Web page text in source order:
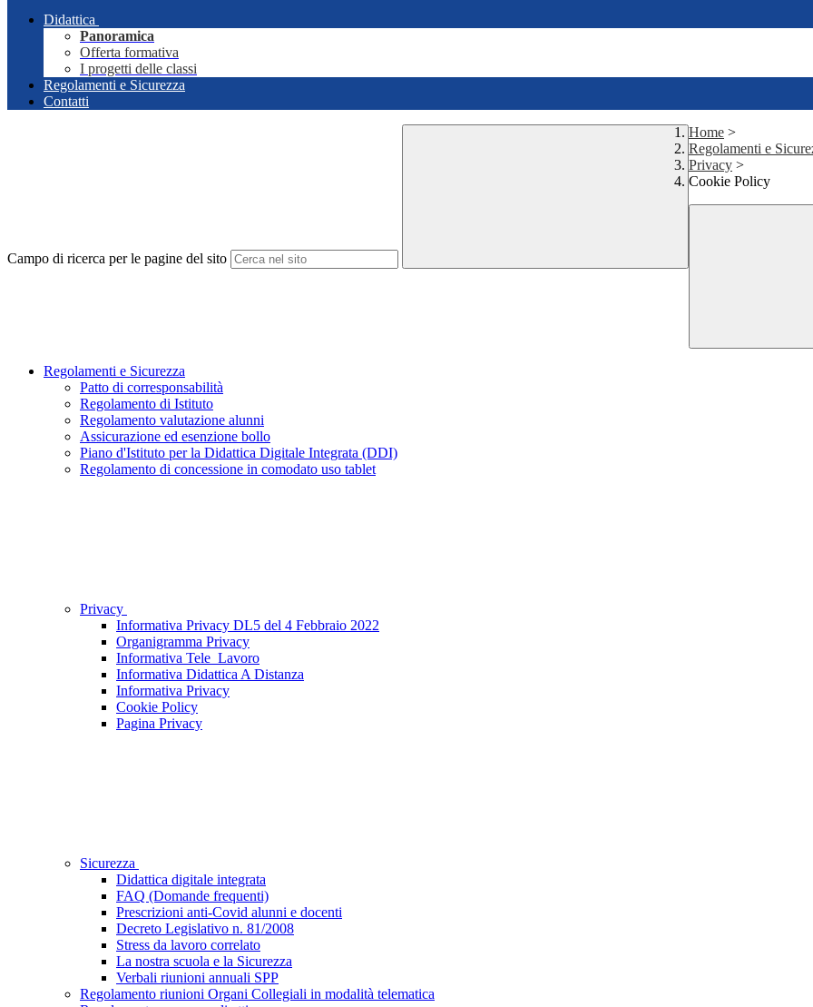
Didattica
Panoramica
Offerta formativa
I progetti delle classi
Regolamenti e Sicurezza
Contatti
Campo di ricerca per le pagine del sito
Home >
Regolamenti e
Privacy >
Cookie Policy
Regolamenti e Sicurezza
Patto di corresponsabilità
Regolamento di Istituto
Regolamento valutazione alunni
Assicurazione ed esenzione bollo
Piano d'Istituto per la Didattica Digitale Integrata (DDI)
Regolamento di concessione in comodato uso tablet
Privacy
Informativa Privacy DL5 del 4 Febbraio 2022
Organigramma Privacy
Informativa Tele_Lavoro
Informativa Didattica A Distanza
Informativa Privacy
Cookie Policy
Pagina Privacy
Sicurezza
Didattica digitale integrata
FAQ (Domande frequenti)
Prescrizioni anti-Covid alunni e docenti
Decreto Legislativo n. 81/2008
Stress da lavoro correlato
La nostra scuola e la Sicurezza
Verbali riunioni annuali SPP
Regolamento riunioni Organi Collegiali in modalità telematica